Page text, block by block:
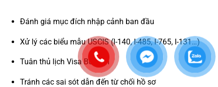
Đánh giá mục đích nhập cảnh ban đầu
Xử lý các biểu mẫu USCIS (I-140, I-485, I-765, I-131…)
Tuân thủ lịch Visa Bulletin
Tránh các sai sót dẫn đến từ chối hồ sơ